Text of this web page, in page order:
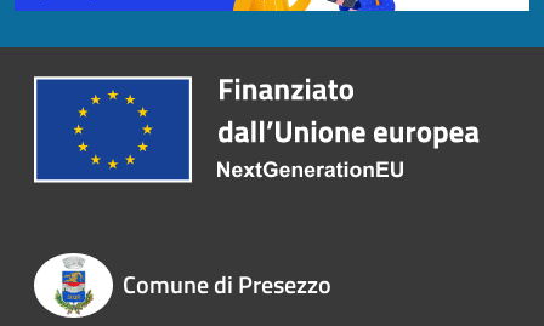
Comune di Presezzo